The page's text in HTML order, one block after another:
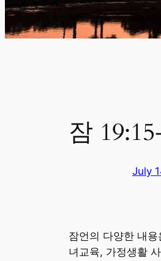
잠
July
잠언의 다양한 내
녀교육, 가정생활